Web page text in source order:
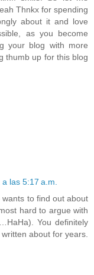
Thnkx for spending
about it and love
as you become
your blog with more
thumb up for this blog
las 5:17 a.m.
to find out about
hard to argue with
You definitely
about for years.